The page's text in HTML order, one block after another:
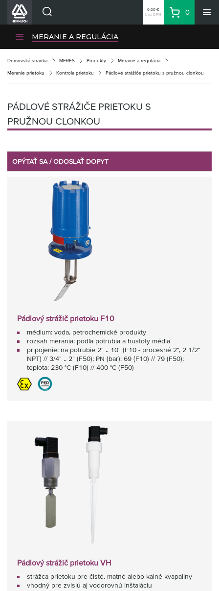
Divízie HENNLICH
Kariéra
O firme
Kontakty
Priemyselný park HENNLICH
Nákupný zoznam
Zone
0,00 €
bez DPH
Košík
0
MERANIE A REGULÁCIA
Domovská stránka MERES Produkty Meranie a regulácia
Meranie prietoku Kontrola prietoku Pádlové strážiče prietoku s pružnou clonkou
PÁDLOVÉ STRÁŽIČE PRIETOKU S
PRUŽNOU CLONKOU
OPÝTAŤ SA / ODOSLAŤ DOPYT
Pádlový strážič prietoku F10
médium: voda, petrochemické produkty
rozsah merania: podľa potrubia a hustoty média
pripojenie: na potrubie 2" .. 10" (F10 - procesné 2", 2 1/2"
NPT) // 3/4" .. 2" (F50); PN (bar): 69 (F10) // 79 (F50);
teplota: 230 °C (F10) // 400 °C (F50)
Pádlový strážič prietoku VH
strážca prietoku pre čisté, matné alebo kalné kvapaliny
vhodný pre zvislú aj vodorovnú inštaláciu